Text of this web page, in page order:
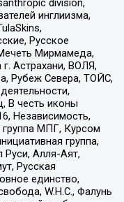
division,
инглиизма,
Русское
Мирмамеда,
Астрахани, ВОЛЯ,
Рубеж Севера, ТОЙС,
В честь иконы
Независимость,
МПГ, Курсом
группа,
Алля-Аят,
Русская
единство,
W.H.С., Фалунь